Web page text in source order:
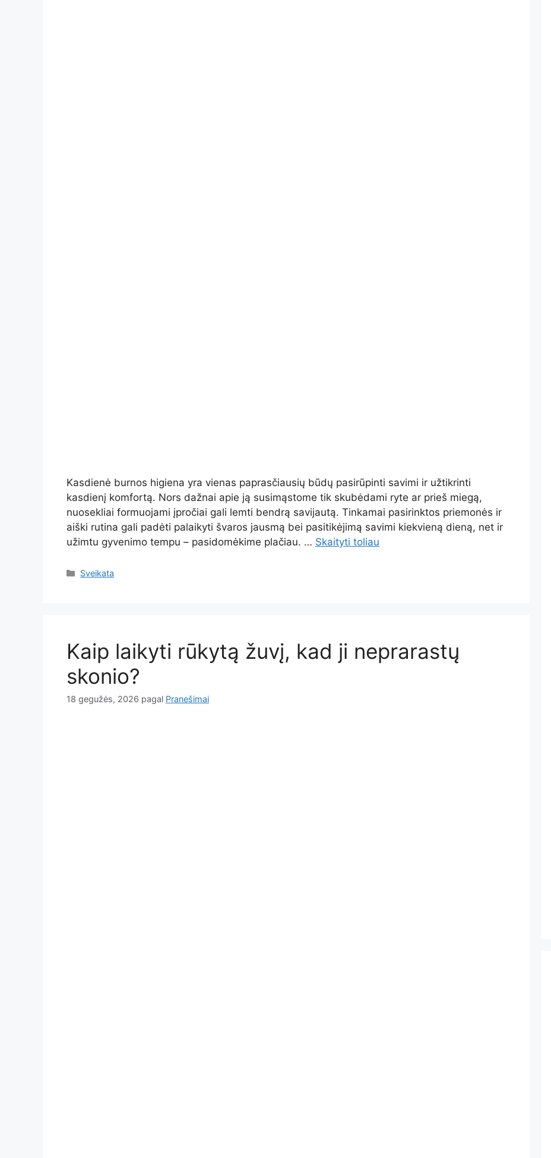
Kasdienė burnos higiena yra vienas paprasčiausių būdų pasirūpinti savimi ir užtikrinti
kasdienį komfortą. Nors dažnai apie ją susimąstome tik skubėdami ryte ar prieš miegą,
nuosekliai formuojami įpročiai gali lemti bendrą savijautą. Tinkamai pasirinktos priemonės ir
aiški rutina gali padėti palaikyti švaros jausmą bei pasitikėjimą savimi kiekvieną dieną, net ir
užimtu gyvenimo tempu – pasidomėkime plačiau. … Skaityti toliau
Kategorijos
Sveikata
Kaip laikyti rūkytą žuvį, kad ji neprarastų
skonio?
18 gegužės, 2026 pagal Pranešimai